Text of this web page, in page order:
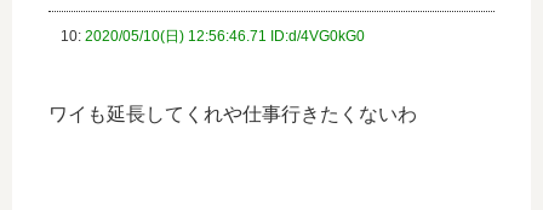
10: 2020/05/10(日) 12:56:46.71 ID:d/4VG0kG0
ワイも延長してくれや仕事行きたくないわ